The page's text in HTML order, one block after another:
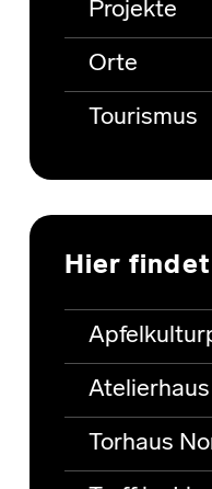
Projekte
Orte
Tourismus
Hier
Torhaus